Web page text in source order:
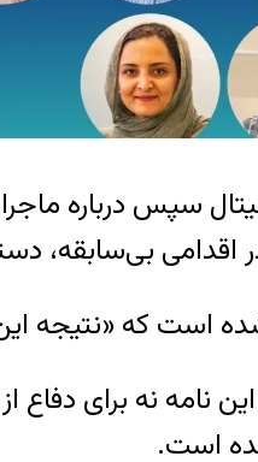
سپس درباره
اقدامی بی‌سابقه،
است که «نتیجه
نه برای دفاع
است.